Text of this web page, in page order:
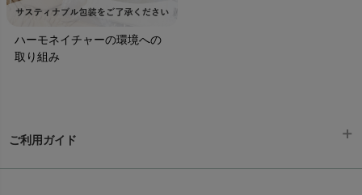
ハーモネイチャーの環境への
取り組み
ご利用ガイド